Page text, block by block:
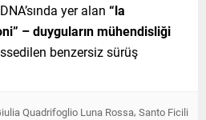
yer alan “la
– duyguların mühendisliği
benzersiz sürüş
Quadrifoglio Luna Rossa, Santo Ficili